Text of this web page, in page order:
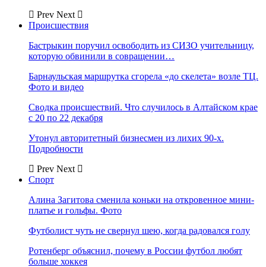
Prev Next
Происшествия
Бастрыкин поручил освободить из СИЗО учительницу,
которую обвинили в совращении…
Барнаульская маршрутка сгорела «до скелета» возле ТЦ.
Фото и видео
Сводка происшествий. Что случилось в Алтайском крае
с 20 по 22 декабря
Утонул авторитетный бизнесмен из лихих 90-х.
Подробности
Prev Next
Спорт
Алина Загитова сменила коньки на откровенное мини-
платье и гольфы. Фото
Футболист чуть не свернул шею, когда радовался голу
Ротенберг объяснил, почему в России футбол любят
больше хоккея